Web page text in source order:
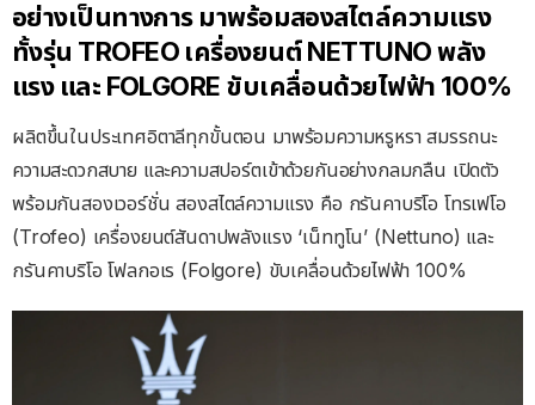
อย่างเป็นทางการ มาพร้อมสองสไตล์ความแรง
ทั้งรุ่น TROFEO เครื่องยนต์ NETTUNO พลัง
แรง และ FOLGORE ขับเคลื่อนด้วยไฟฟ้า 100%
ผลิตขึ้นในประเทศอิตาลีทุกขั้นตอน มาพร้อมความหรูหรา สมรรถนะ
ความสะดวกสบาย และความสปอร์ตเข้าด้วยกันอย่างกลมกลืน เปิดตัว
พร้อมกันสองเวอร์ชั่น สองสไตล์ความแรง คือ กรันคาบริโอ โทรเฟโอ
(Trofeo) เครื่องยนต์สันดาปพลังแรง ‘เน็ททูโน’ (Nettuno) และ
กรันคาบริโอ โฟลกอเร (Folgore) ขับเคลื่อนด้วยไฟฟ้า 100%